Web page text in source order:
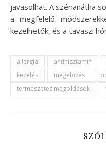
javasolhat. A szénanátha
a megfelelő
kezelhetők, és a tavaszi
allergia antihisztamin
kezelés
megelőzés
természetes megoldások